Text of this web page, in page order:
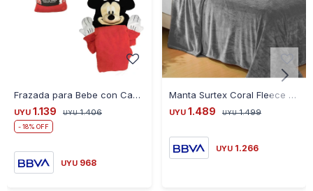
Frazada para Bebe con Capucha Diseño Original Mickey
UYU 1.139 UYU 1.406
18
UYU 968
Manta Surtex Coral Fleece 1 Plaza - GRIS
UYU 1.489 UYU 1.499
UYU 1.266